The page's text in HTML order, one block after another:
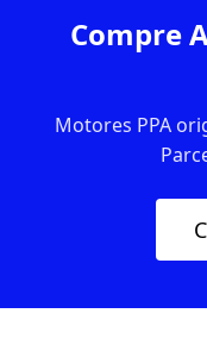
Compre
Motores PPA